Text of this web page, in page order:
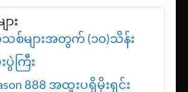
း
စ်များအတွက် (၁၀)သိန်း
ကြီး
888 အထူးပရိုမိုးရှင်း